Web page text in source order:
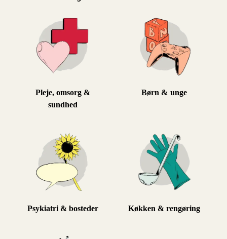
Pleje, omsorg &
sundhed
Børn & unge
Psykiatri & bosteder Køkken & rengøring